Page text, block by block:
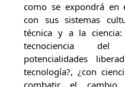
como se expondrá en
con sus sistemas
técnica y a la
tecnociencia del
potencialidades
tecnología?, ¿con
combatir el cambio